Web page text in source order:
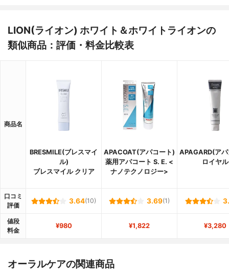
LION(ライオン) ホワイト＆ホワイトライオンの
類似商品：評価・料金比較表
商品名
BRESMILE(ブレスマイ
ル)
ブレスマイル クリア
APACOAT(アパコート)
薬用アパコート S. E. <
ナノテクノロジー>
APAGARD(ア
ロイヤル
口コミ
評価
3.64(10) 3.69(1)
値段
料金
¥980 ¥1,822 ¥3,280
オーラルケアの関連商品